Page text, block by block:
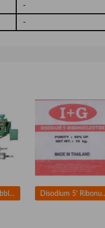
-
-
Polyethylene Bubble Film Making Machine Disodium